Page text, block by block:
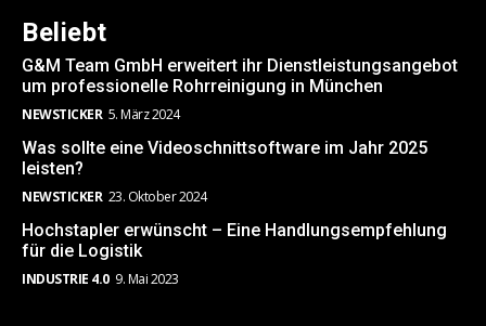
Beliebt
G&M Team GmbH erweitert ihr Dienstleistungsangebot
um professionelle Rohrreinigung in München
NEWSTICKER 5. März 2024
Was sollte eine Videoschnittsoftware im Jahr 2025
leisten?
NEWSTICKER 23. Oktober 2024
Hochstapler erwünscht – Eine Handlungsempfehlung
für die Logistik
INDUSTRIE 4.0 9. Mai 2023